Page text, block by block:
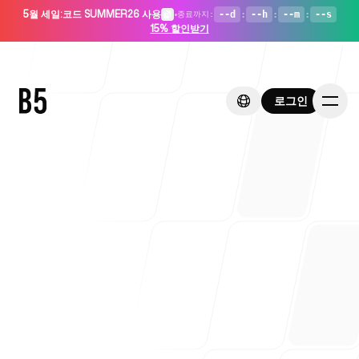
5월 세일:코드 SUMMER26 사용 •종료까지 : --d : --h : --m : --s
15% 할인받기
로그인
로그인